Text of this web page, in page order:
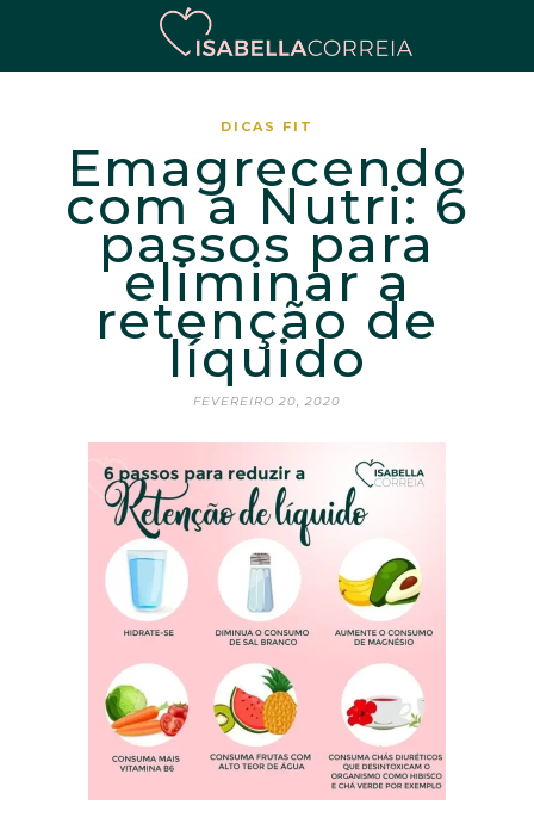
DICAS FIT
Emagrecendo
com a Nutri: 6
passos para
eliminar a
retenção de
líquido
FEVEREIRO 20, 2020